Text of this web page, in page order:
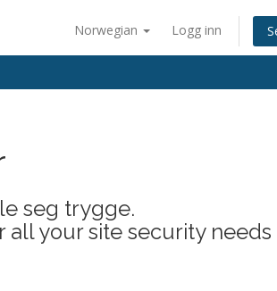
Norwegian Logg inn
seg trygge.
your site security needs